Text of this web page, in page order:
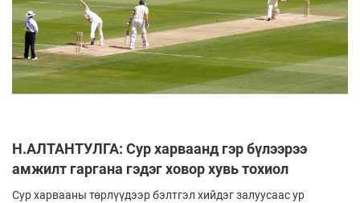
Н.АЛТАНТУЛГА: Сур харваанд гэр бүлээрээ
амжилт гаргана гэдэг ховор хувь тохиол
Сур харвааны төрлүүдээр бэлтгэл хийдэг залуусаас ур